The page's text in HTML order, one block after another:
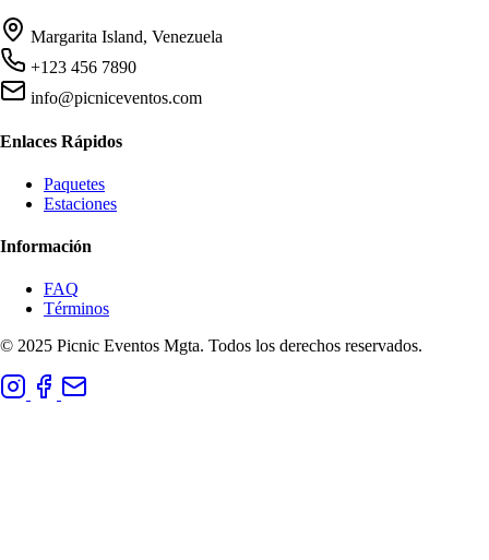
Margarita Island, Venezuela
+123 456 7890
info@picniceventos.com
Enlaces Rápidos
Paquetes
Estaciones
Información
FAQ
Términos
© 2025 Picnic Eventos Mgta. Todos los derechos reservados.